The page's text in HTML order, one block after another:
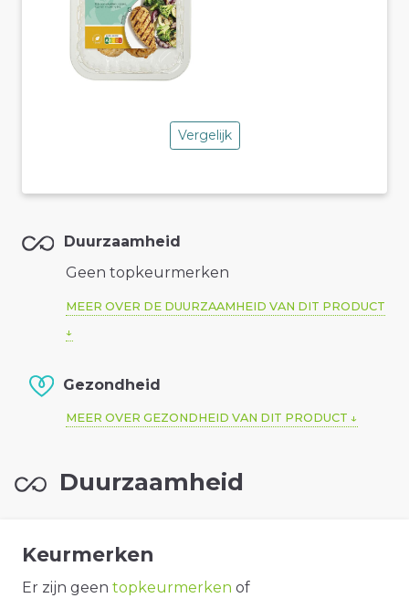
Vergelijk
Duurzaamheid
Geen topkeurmerken
MEER OVER DE DUURZAAMHEID VAN DIT PRODUCT
Gezondheid
MEER OVER GEZONDHEID VAN DIT PRODUCT
Duurzaamheid
Keurmerken
Er zijn geen topkeurmerken of